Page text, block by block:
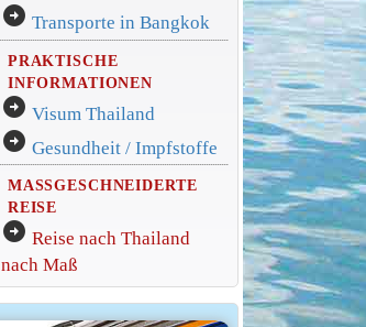
arrow_circle_right Transporte in Bangkok
PRAKTISCHE
INFORMATIONEN
arrow_circle_right Visum Thailand
arrow_circle_right Gesundheit / Impfstoffe
MASSGESCHNEIDERTE
REISE
arrow_circle_right Reise nach Thailand
nach Maß